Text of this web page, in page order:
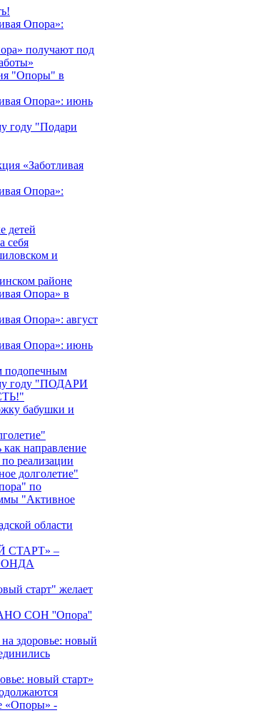
Опора»:
получают под
"Опоры" в
Опора»: июнь
году "Подари
«Заботливая
Опора»:
детей
себя
и
районе
Опора» в
Опора»: август
Опора»: июнь
подопечным
году "ПОДАРИ
бабушки и
как направление
реализации
долголетие"
по
"Активное
области
–
старт" желает
АНО СОН ''Опора''
здоровье: новый
новый старт»
«Опоры» -